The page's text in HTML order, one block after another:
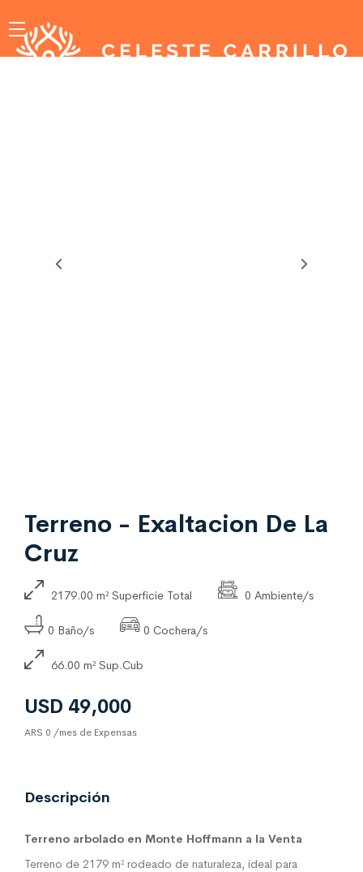
Terreno - Exaltacion De La
Cruz
2179.00 m² Superficie Total 0 Ambiente/s
0 Baño/s 0 Cochera/s
66.00 m² Sup.Cub
USD 49,000
ARS 0 /mes de Expensas
Descripción
Terreno arbolado en Monte Hoffmann a la Venta
Terreno de 2179 m² rodeado de naturaleza, ideal para